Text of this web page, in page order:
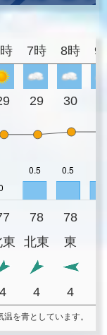
7時 8時 9
29 30
78 78
東 北東 東
4 4 4
を青としています。